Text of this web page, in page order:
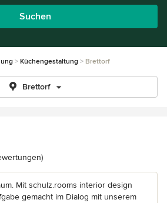
Suchen
Küchengestaltung Brettorf
Brettorf
5 von 5 Sternen
Mit schulz.rooms interior design
gemacht im Dialog mit unserem